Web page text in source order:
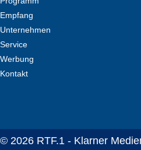
© 2026 RTF.1 - Klarner
Empfang
Unternehmen
Service
Werbung
Kontakt